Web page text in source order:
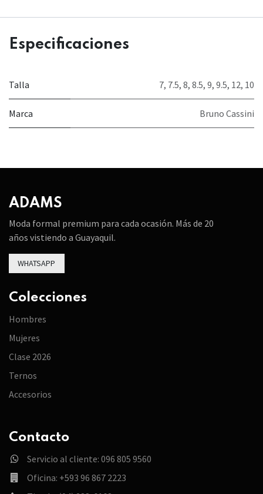
Especificaciones
Talla 7, 7.5, 8, 8.5, 9, 9.5, 12, 10
Marca Bruno Cassini
ADAMS
Moda formal premium para cada ocasión. Más de 20
años vistiendo a Guayaquil.
WHATSAPP
Colecciones
Hombres
Mujeres
Clase 2026
Ternos
Accesorios
Contacto
Servicio al cliente: 096 805 9560
Oficina: +593 96 867 2223